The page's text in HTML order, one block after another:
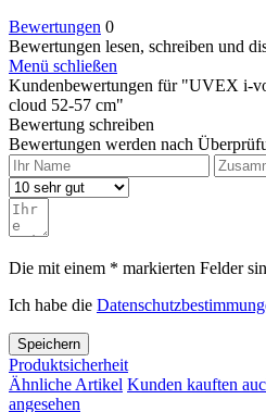
Bewertungen 0
Bewertungen lesen, schreiben und
Menü schließen
Kundenbewertungen für "UVEX i-
cloud 52-57 cm"
Bewertung schreiben
Bewertungen werden nach
Die mit einem * markierten Felder
Ich habe die
Speichern
Produktsicherheit
Ähnliche Artikel Kunden kauften
angesehen